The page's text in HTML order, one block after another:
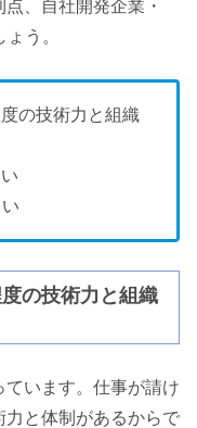
、自社開発企業・
う。
の技術力と組織
の技術力と組織
います。仕事が請け
と体制があるからで